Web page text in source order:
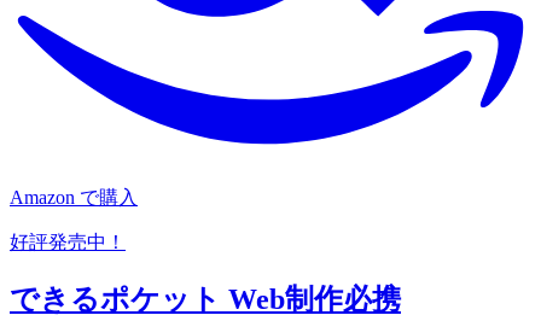
Amazon で購入
好評発売中！
できるポケット Web制作必携